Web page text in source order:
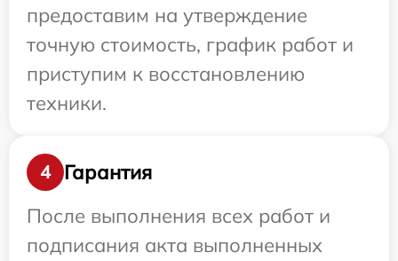
предоставим на утверждение
точную стоимость, график работ и
приступим к восстановлению
техники.
4
Гарантия
После выполнения всех работ и
подписания акта выполненных